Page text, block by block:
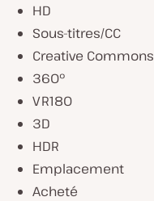
HD
Sous-titres/CC
Creative Commons
360°
VR180
3D
HDR
Emplacement
Acheté